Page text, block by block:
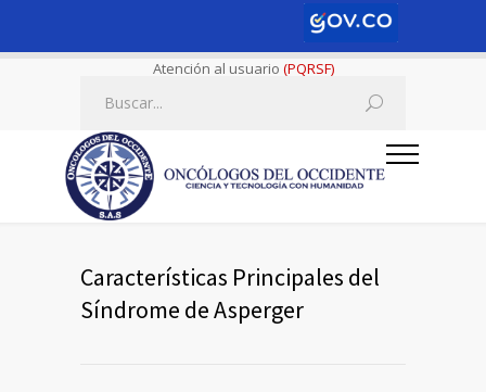
Atención al usuario (PQRSF)
Características Principales del
Síndrome de Asperger